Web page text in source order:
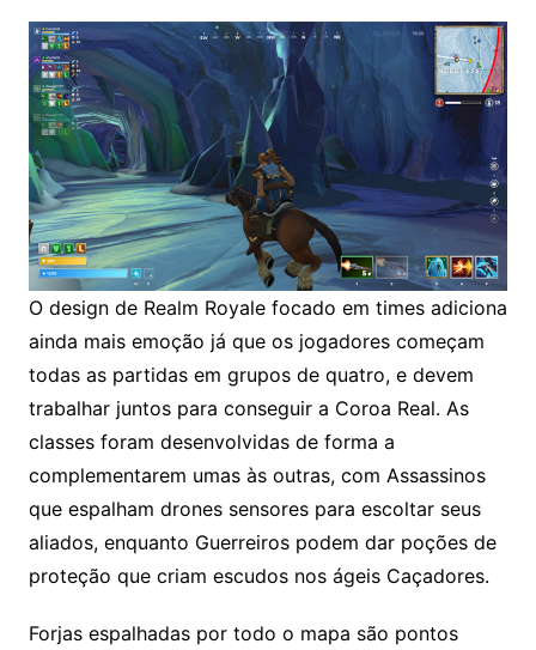
O design de Realm Royale focado em times adiciona
ainda mais emoção já que os jogadores começam
todas as partidas em grupos de quatro, e devem
trabalhar juntos para conseguir a Coroa Real. As
classes foram desenvolvidas de forma a
complementarem umas às outras, com Assassinos
que espalham drones sensores para escoltar seus
aliados, enquanto Guerreiros podem dar poções de
proteção que criam escudos nos ágeis Caçadores.
Forjas espalhadas por todo o mapa são pontos